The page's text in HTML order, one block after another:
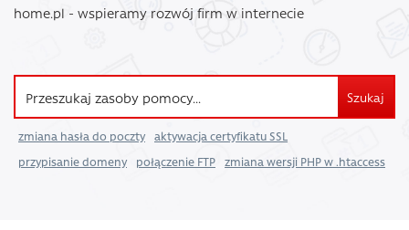
home.pl - wspieramy rozwój firm w internecie
Szukaj
zmiana hasła do poczty
aktywacja certyfikatu SSL
przypisanie domeny
połączenie FTP zmiana wersji PHP w .htaccess